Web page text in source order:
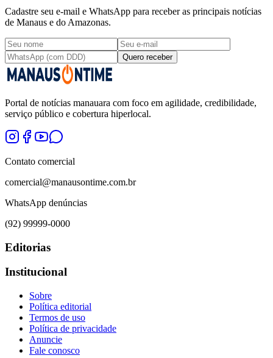
Cadastre seu e-mail e WhatsApp para receber as principais notícias
de Manaus e do Amazonas.
Quero receber
Portal de notícias manauara com foco em agilidade, credibilidade,
serviço público e cobertura hiperlocal.
Contato comercial
comercial@manausontime.com.br
WhatsApp denúncias
(92) 99999-0000
Editorias
Institucional
Sobre
Política editorial
Termos de uso
Política de privacidade
Anuncie
Fale conosco